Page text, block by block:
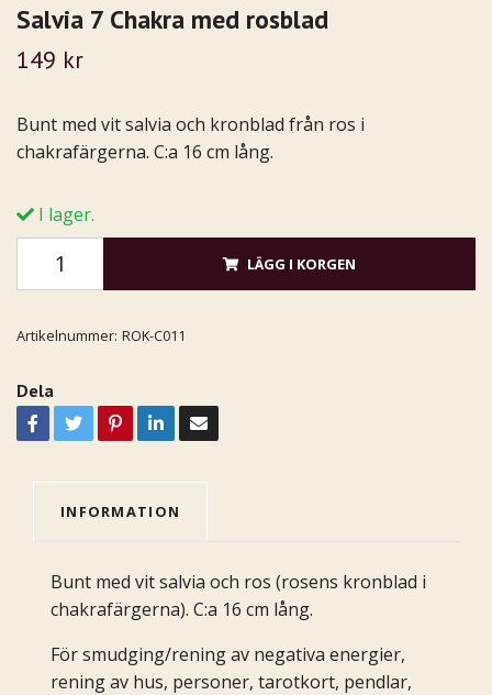
Salvia 7 Chakra med rosblad
149 kr
Bunt med vit salvia och kronblad från ros i
chakrafärgerna. C:a 16 cm lång.
I lager.
LÄGG I KORGEN
Artikelnummer: ROK-C011
Dela
INFORMATION
Bunt med vit salvia och ros (rosens kronblad i
chakrafärgerna). C:a 16 cm lång.
För smudging/rening av negativa energier,
rening av hus, personer, tarotkort, pendlar,